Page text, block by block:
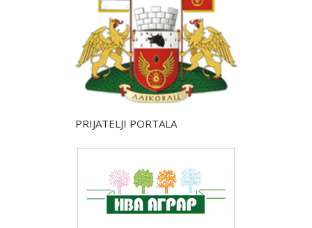
PRIJATELJI PORTALA